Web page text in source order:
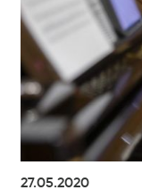
27.05.2020